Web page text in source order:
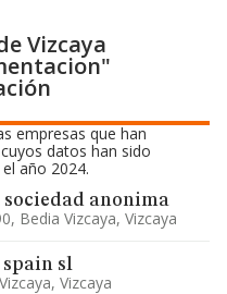
Vizcaya
empresas que han
datos han sido
año 2024.
sociedad anonima
Bedia Vizcaya, Vizcaya
sl
Vizcaya